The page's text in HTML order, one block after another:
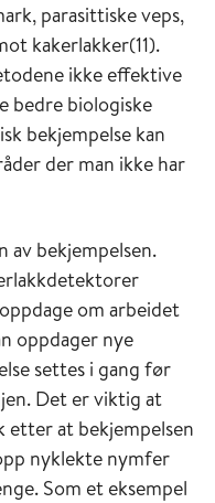
parasittiske veps,
kakerlakker(11).
ikke effektive
bedre biologiske
bekjempelse kan
der man ikke har
av bekjempelsen.
om arbeidet
oppdager nye
settes i gang før
Det er viktig at
at bekjempelsen
nyklekte nymfer
Som et eksempel